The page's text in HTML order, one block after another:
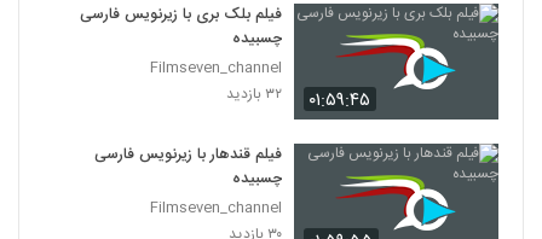
فیلم هندی (جنگجوی ستايش نشده)
129
فیلم هندی (بازی خطرناک )
۱۹ بازدید
فیلم هندی (اتفاق)
۰۱:۵۹:۴۵
فیلم بلک بری با زیرنویس فارسی
چسبیده
Filmseven_channel
۳۲ بازدید
فیلم قندهار با زیرنویس فارسی
چسبیده
Filmseven_channel